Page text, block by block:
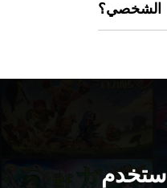
الشخصي؟
استخدم MEmu لتجربة 누누티비 - 실시간 TV, noonoo tv